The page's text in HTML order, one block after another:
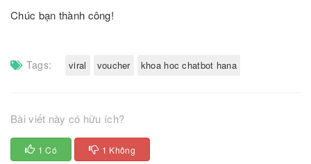
Chúc bạn thành công!
Tags: viral voucher khoa hoc chatbot hana
Bài viết này có hữu ích?
1 Có 1 Không